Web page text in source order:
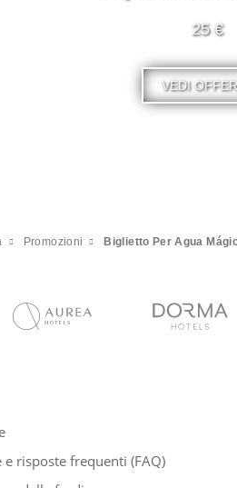
25 €
VEDI
Promozioni Biglietto Per Agua
e risposte frequenti (FAQ)